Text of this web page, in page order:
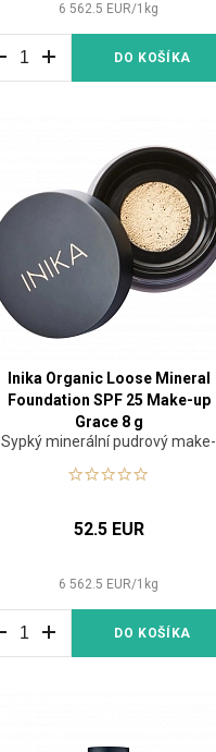
6 562.5 EUR/1 kg
DO KOŠÍKA
Inika Organic Loose Mineral
Foundation SPF 25 Make-up
Grace 8 g
Sypký minerální pudrový make-
52.5 EUR
6 562.5 EUR/1 kg
DO KOŠÍKA